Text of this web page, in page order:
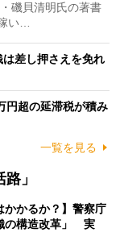
磯貝清明氏の著書
い…
差し押さえを免れ
円超の延滞税が積み
一覧を見る
」
かかるか？】警察庁
の構造改革」 実